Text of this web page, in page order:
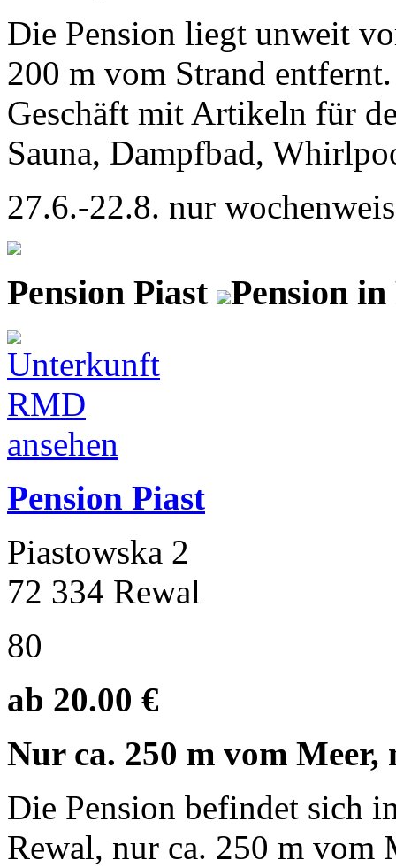
Die Pension liegt unweit
200 m vom Strand
Geschäft mit Artikeln für
Sauna, Dampfbad,
27.6.-22.8. nur
Pension Piast Pension
Pension Piast
Piastowska 2
72 334 Rewal
80
ab 20.00 €
Nur ca. 250 m vom
Die Pension befindet sich
Rewal, nur ca. 250 m vom